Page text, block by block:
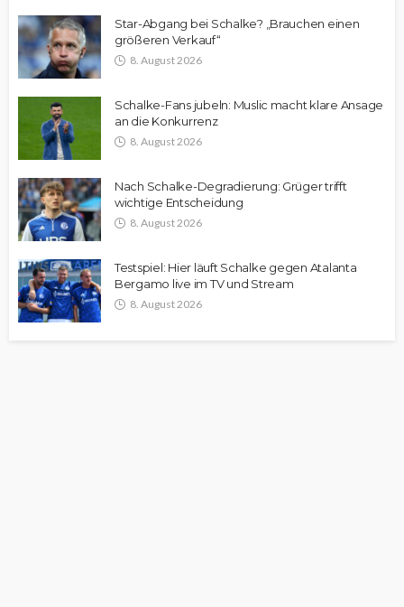
Star-Abgang bei Schalke? „Brauchen einen
größeren Verkauf“
8. August 2026
Schalke-Fans jubeln: Muslic macht klare Ansage
an die Konkurrenz
8. August 2026
Nach Schalke-Degradierung: Grüger trifft
wichtige Entscheidung
8. August 2026
Testspiel: Hier läuft Schalke gegen Atalanta
Bergamo live im TV und Stream
8. August 2026